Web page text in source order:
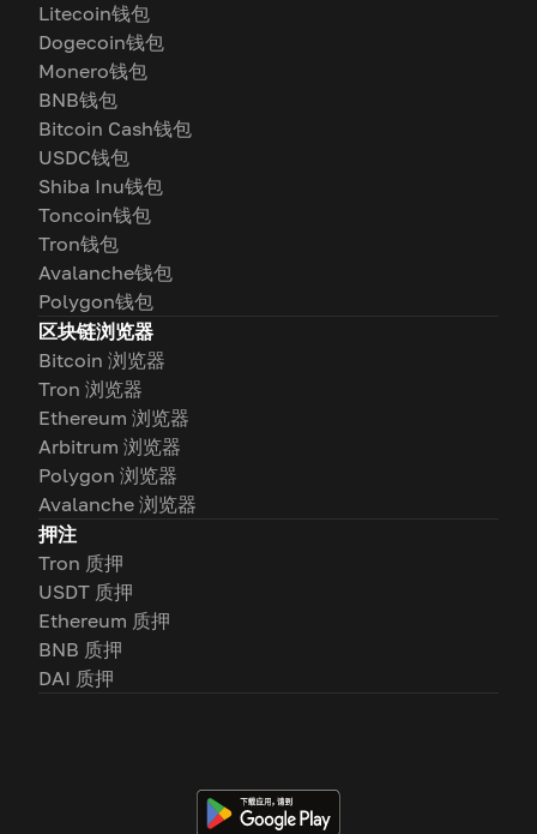
Litecoin钱包
Dogecoin钱包
Monero钱包
BNB钱包
Bitcoin Cash钱包
USDC钱包
Shiba Inu钱包
Toncoin钱包
Tron钱包
Avalanche钱包
Polygon钱包
区块链浏览器
Bitcoin 浏览器
Tron 浏览器
Ethereum 浏览器
Arbitrum 浏览器
Polygon 浏览器
Avalanche 浏览器
押注
Tron 质押
USDT 质押
Ethereum 质押
BNB 质押
DAI 质押